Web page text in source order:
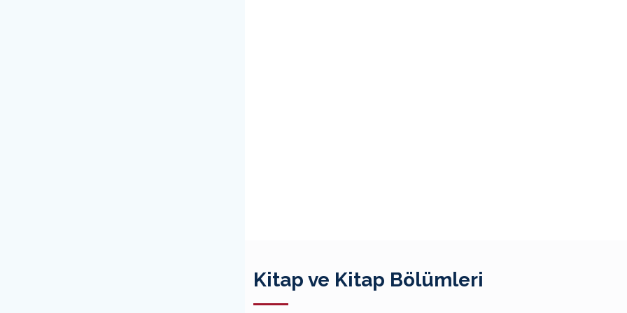
Kitap ve Kitap Bölümleri